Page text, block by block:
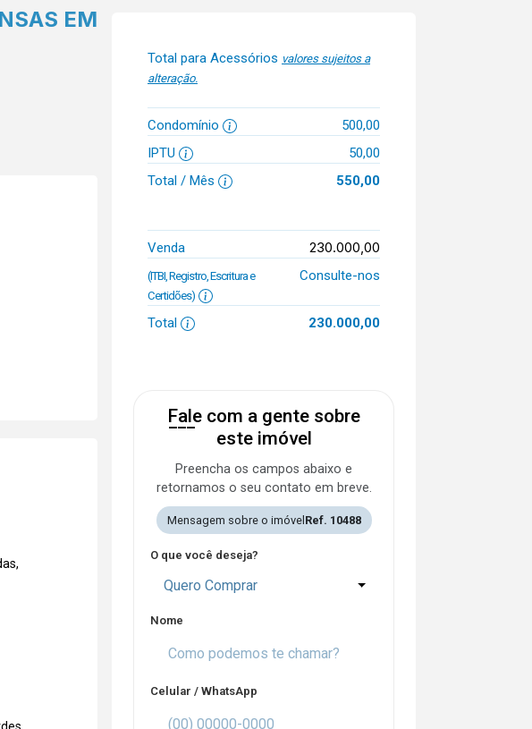
EM
Total para Acessórios valores sujeitos a
alteração.
Condomínio
500,00
IPTU
50,00
Total / Mês
550,00
Venda 230.000,00
(ITBI, Registro, Escritura e
Certidões)
Consulte-nos
Total 230.000,00
Fale com a gente sobre
este imóvel
Preencha os campos abaixo e
retornamos o seu contato em breve.
Mensagem sobre o imóvel Ref. 10488
O que você deseja?
Quero Comprar
Nome
Celular / WhatsApp